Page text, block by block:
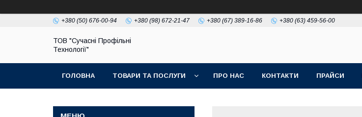
+380 (50) 676-00-94 +380 (98) 672-21-47 +380 (67) 389-16-86 +380 (63) 459-56-00
ТОВ "Сучасні Профільні
Технології"
ГОЛОВНА ТОВАРИ ТА ПОСЛУГИ ПРО НАС КОНТАКТИ ПРАЙСИ